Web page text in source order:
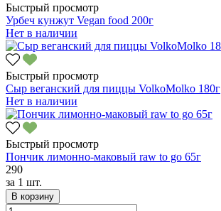
Быстрый просмотр
Урбеч кунжут Vegan food 200г
Нет в наличии
Быстрый просмотр
Сыр веганский для пиццы VolkoMolko 180г
Нет в наличии
Быстрый просмотр
Пончик лимонно-маковый raw to go 65г
290
за 1 шт.
В корзину